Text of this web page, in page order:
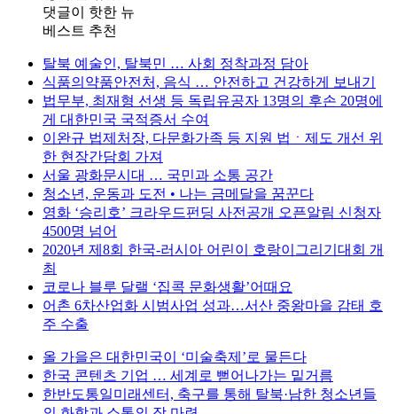
댓글이 핫한 뉴
베스트 추천
탈북 예술인, 탈북민 … 사회 정착과정 담아
식품의약품안전처, 음식 … 안전하고 건강하게 보내기
법무부, 최재형 선생 등 독립유공자 13명의 후손 20명에
게 대한민국 국적증서 수여
이완규 법제처장, 다문화가족 등 지원 법ㆍ제도 개선 위
한 현장간담회 가져
서울 광화문시대 … 국민과 소통 공간
청소년, 운동과 도전 • 나는 금메달을 꿈꾼다
영화 ‘승리호’ 크라우드펀딩 사전공개 오픈알림 신청자
4500명 넘어
2020년 제8회 한국-러시아 어린이 호랑이그리기대회 개
최
코로나 블루 달랠 ‘집콕 문화생활’어때요
어촌 6차산업화 시범사업 성과…서산 중왕마을 감태 호
주 수출
올 가을은 대한민국이 ‘미술축제’로 물든다
한국 콘텐츠 기업 … 세계로 뻗어나가는 밑거름
한반도통일미래센터, 축구를 통해 탈북·남한 청소년들